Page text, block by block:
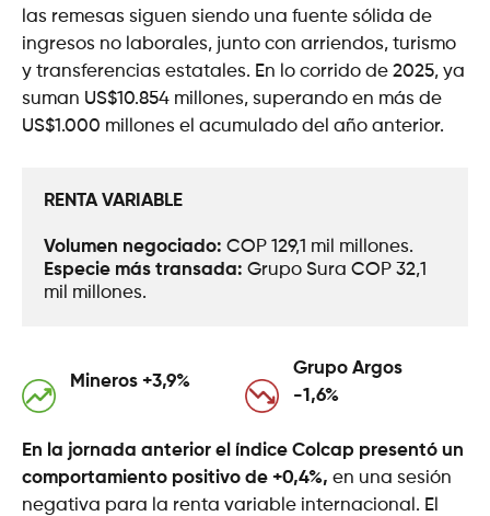
las remesas siguen siendo una fuente sólida de
ingresos no laborales, junto con arriendos, turismo
y transferencias estatales. En lo corrido de 2025, ya
suman US$10.854 millones, superando en más de
US$1.000 millones el acumulado del año anterior.
RENTA VARIABLE
Volumen negociado: COP 129,1 mil millones.
Especie más transada: Grupo Sura COP 32,1
mil millones.
Mineros +3,9%
Grupo Argos
-1,6%
En la jornada anterior el índice Colcap presentó un
comportamiento positivo de +0,4%, en una sesión
negativa para la renta variable internacional. El